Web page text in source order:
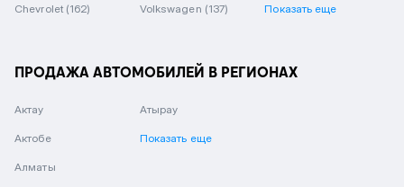
Chevrolet (162) Volkswagen (137) Показать еще
ПРОДАЖА АВТОМОБИЛЕЙ В РЕГИОНАХ
Актау
Актобе
Алматы
Атырау
Показать еще